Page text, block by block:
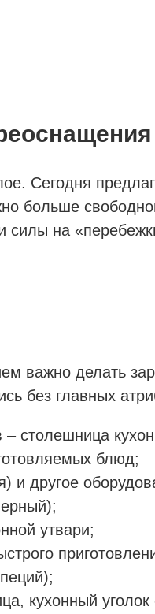
Сегодня
больше
на
важно делать
без главных
– столешница
блюд;
и другое
утвари;
кухонный